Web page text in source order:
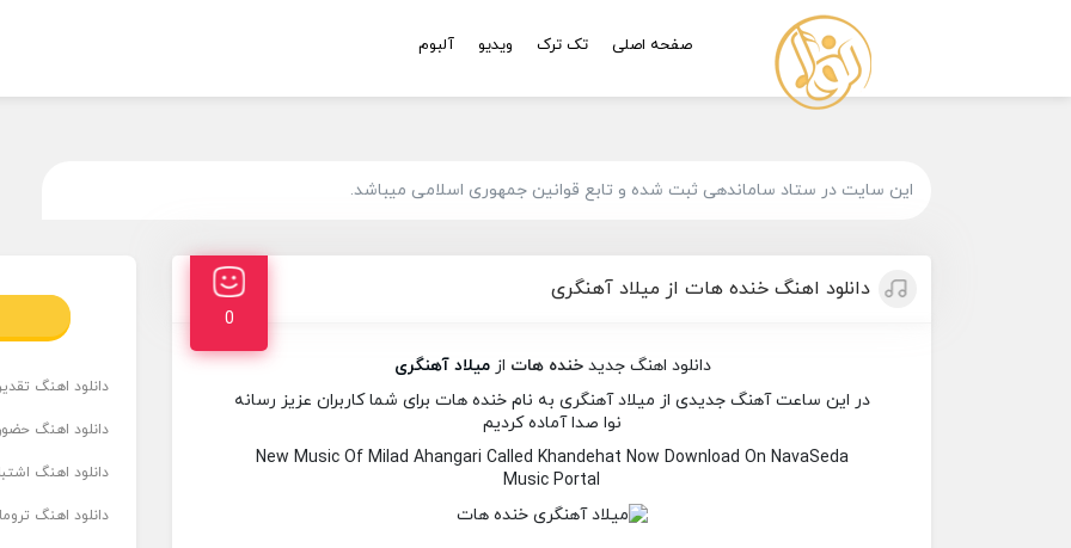
صفحه اصلی تک ترک ویدیو آلبوم
این سایت در ستاد ساماندهی ثبت شده و تابع قوانین جمهوری اسلامی میباشد.
دانلود اهنگ خنده هات از میلاد آهنگری
0
دانلود اهنگ جدید خنده هات از میلاد آهنگری
در این ساعت آهنگ جدیدی از میلاد آهنگری به نام خنده هات برای شما کاربران عزیز رسانه
نوا صدا آماده کردیم
New Music Of Milad Ahangari Called Khandehat Now Download On NavaSeda
Music Portal
دانلود اهنگ
دانلود اهنگ
دانلود اهنگ
دانلود اهنگ